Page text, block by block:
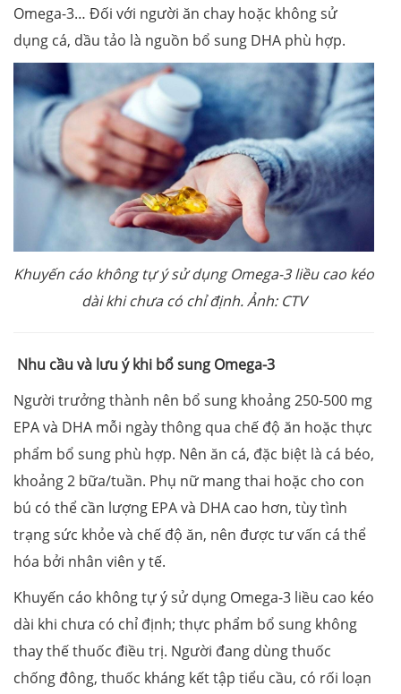
Omega-3… Đối với người ăn chay hoặc không sử
dụng cá, dầu tảo là nguồn bổ sung DHA phù hợp.
Khuyến cáo không tự ý sử dụng Omega-3 liều cao kéo
dài khi chưa có chỉ định. Ảnh: CTV
Nhu cầu và lưu ý khi bổ sung Omega-3
Người trưởng thành nên bổ sung khoảng 250-500 mg
EPA và DHA mỗi ngày thông qua chế độ ăn hoặc thực
phẩm bổ sung phù hợp. Nên ăn cá, đặc biệt là cá béo,
khoảng 2 bữa/tuần. Phụ nữ mang thai hoặc cho con
bú có thể cần lượng EPA và DHA cao hơn, tùy tình
trạng sức khỏe và chế độ ăn, nên được tư vấn cá thể
hóa bởi nhân viên y tế.
Khuyến cáo không tự ý sử dụng Omega-3 liều cao kéo
dài khi chưa có chỉ định; thực phẩm bổ sung không
thay thế thuốc điều trị. Người đang dùng thuốc
chống đông, thuốc kháng kết tập tiểu cầu, có rối loạn